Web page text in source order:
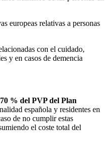
europeas relativas a personas
con el cuidado,
y en casos de demencia
% del PVP del Plan
española y residentes en
de no cumplir estas
el coste total del